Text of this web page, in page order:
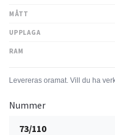
MÅTT
UPPLAGA
RAM
Nummer
73/110